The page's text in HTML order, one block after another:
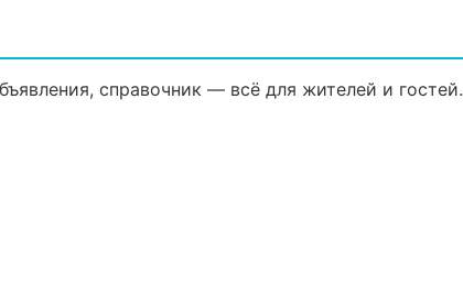
справочник — всё для жителей и гостей.